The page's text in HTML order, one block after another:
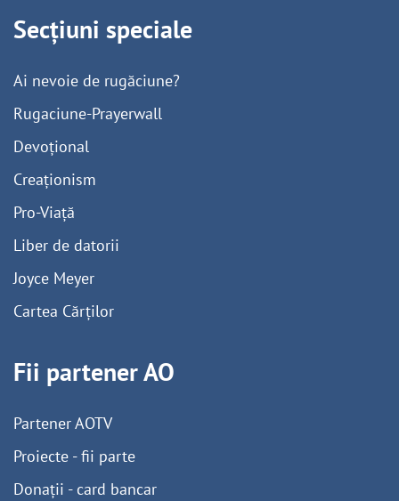
Secțiuni speciale
Ai nevoie de rugăciune?
Rugaciune-Prayerwall
Devoțional
Creaționism
Pro-Viață
Liber de datorii
Joyce Meyer
Cartea Cărților
Fii partener AO
Partener AOTV
Proiecte - fii parte
Donații - card bancar